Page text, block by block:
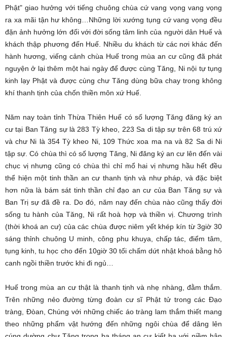
Phật" giao hưởng với tiếng chuông chùa cứ vang vọng vang vọng
ra xa mãi tận hư không…Những lời xướng tụng cứ vang vọng đều
đặn ảnh hưởng lớn đối với đời sống tâm linh của người dân Huế và
khách thập phương đến Huế. Nhiều du khách từ các nơi khác đến
hành hương, viếng cảnh chùa Huế trong mùa an cư cũng đã phát
nguyện ở lại thêm một hai ngày để được cùng Tăng, Ni nội tự tụng
kinh lạy Phật và được cùng chư Tăng dùng bữa chay trong không
khí thanh tịnh của chốn thiền môn xứ Huế.
Năm nay toàn tỉnh Thừa Thiên Huế có số lượng Tăng đăng ký an
cư tại Ban Tăng sự là 283 Tỳ kheo, 223 Sa di tập sự trên 68 trú xứ
và chư Ni là 354 Tỳ kheo Ni, 109 Thức xoa ma na và 82 Sa di Ni
tập sự. Có chùa thì có số lượng Tăng, Ni đăng ký an cư lên đến vài
chục vị nhưng cũng có chùa thì chỉ mổ hai vị nhưng hầu hết đều
thể hiện một tinh thần an cư thanh tịnh và như pháp, và đặc biệt
hơn nữa là bám sát tinh thần chỉ đạo an cư của Ban Tăng sự và
Ban Trị sự đã đề ra. Do đó, năm nay đến chùa nào cũng thấy đời
sống tu hành của Tăng, Ni rất hoà hợp và thiền vị. Chương trình
(thời khoá an cư) của các chùa được niêm yết khép kín từ 3giờ 30
sáng thỉnh chuông U minh, công phu khuya, chấp tác, điểm tâm,
tụng kinh, tu học cho đến 10giờ 30 tối chấm dứt nhật khoá bằng hô
canh ngồi thiền trước khi đi ngủ…
Huế trong mùa an cư thật là thanh tịnh và nhẹ nhàng, đằm thắm.
Trên những nẻo đường từng đoàn cư sĩ Phật tử trong các Đạo
tràng, Đòan, Chúng với những chiếc áo tràng lam thắm thiết mang
theo những phẩm vật hướng đến những ngôi chùa để dâng lên